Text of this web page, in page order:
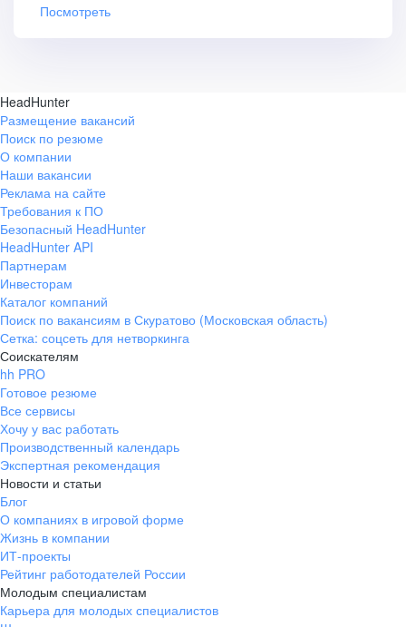
Посмотреть
HeadHunter
Размещение вакансий
Поиск по резюме
О компании
Наши вакансии
Реклама на сайте
Требования к ПО
Безопасный HeadHunter
HeadHunter API
Партнерам
Инвесторам
Каталог компаний
Поиск по вакансиям в Скуратово (Московская область)
Сетка: соцсеть для нетворкинга
Соискателям
hh PRO
Готовое резюме
Все сервисы
Хочу у вас работать
Производственный календарь
Экспертная рекомендация
Новости и статьи
Блог
О компаниях в игровой форме
Жизнь в компании
ИТ-проекты
Рейтинг работодателей России
Молодым специалистам
Карьера для молодых специалистов